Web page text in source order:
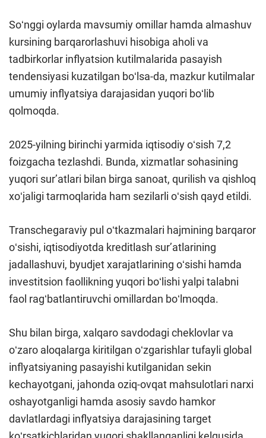
Soʻnggi oylarda mavsumiy omillar hamda almashuv
kursining barqarorlashuvi hisobiga aholi va
tadbirkorlar inflyatsion kutilmalarida pasayish
tendensiyasi kuzatilgan boʻlsa-da, mazkur kutilmalar
umumiy inflyatsiya darajasidan yuqori boʻlib
qolmoqda.
2025-yilning birinchi yarmida iqtisodiy oʻsish 7,2
foizgacha tezlashdi. Bunda, xizmatlar sohasining
yuqori surʼatlari bilan birga sanoat, qurilish va qishloq
xoʻjaligi tarmoqlarida ham sezilarli oʻsish qayd etildi.
Transchegaraviy pul oʻtkazmalari hajmining barqaror
oʻsishi, iqtisodiyotda kreditlash surʼatlarining
jadallashuvi, byudjet xarajatlarining oʻsishi hamda
investitsion faollikning yuqori boʻlishi yalpi talabni
faol ragʻbatlantiruvchi omillardan boʻlmoqda.
Shu bilan birga, xalqaro savdodagi cheklovlar va
oʻzaro aloqalarga kiritilgan oʻzgarishlar tufayli global
inflyatsiyaning pasayishi kutilganidan sekin
kechayotgani, jahonda oziq-ovqat mahsulotlari narxi
oshayotganligi hamda asosiy savdo hamkor
davlatlardagi inflyatsiya darajasining target